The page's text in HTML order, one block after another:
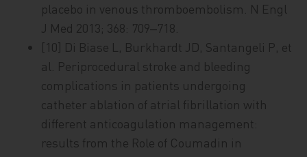
placebo in venous thromboembolism. N Engl
J Med 2013; 368: 709‒718.
[10] Di Biase L, Burkhardt JD, Santangeli P, et
al. Periprocedural stroke and bleeding
complications in patients undergoing
catheter ablation of atrial fibrillation with
different anticoagulation management:
results from the Role of Coumadin in